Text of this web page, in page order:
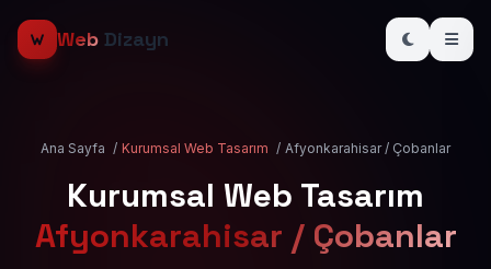
Web Dizayn
Ana Sayfa / Kurumsal Web Tasarım / Afyonkarahisar / Çobanlar
Kurumsal Web Tasarım
Afyonkarahisar / Çobanlar